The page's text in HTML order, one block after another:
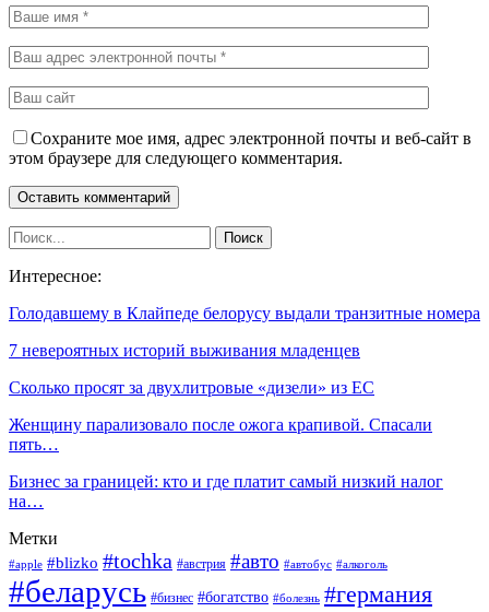
Сохраните мое имя, адрес электронной почты и веб-сайт в
этом браузере для следующего комментария.
Интересное:
Голодавшему в Клайпеде белорусу выдали транзитные номера
7 невероятных историй выживания младенцев
Сколько просят за двухлитровые «дизели» из ЕС
Женщину парализовало после ожога крапивой. Спасали
пять…
Бизнес за границей: кто и где платит самый низкий налог
на…
Метки
#apple #blizko #tochka #австрия #авто #автобус #алкоголь
#беларусь #бизнес #богатство #болезнь #германия